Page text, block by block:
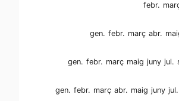
febr.
gen. febr. març abr.
gen. febr. març maig juny jul.
gen. febr. març abr. maig juny jul.